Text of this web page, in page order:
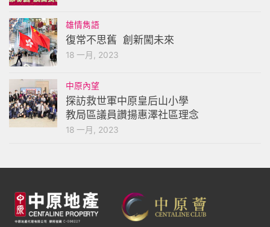
雄情雋語
復常不思舊 創新闖未來
18 一月, 2023
中原內望
探訪救世軍中原皇后山小學
教局區議員讚揚惠澤社區理念
18 一月, 2023